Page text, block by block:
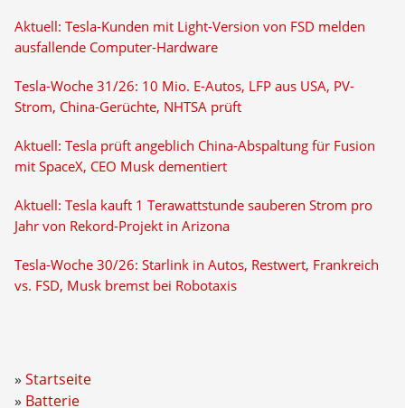
Aktuell: Tesla-Kunden mit Light-Version von FSD melden
ausfallende Computer-Hardware
Tesla-Woche 31/26: 10 Mio. E-Autos, LFP aus USA, PV-
Strom, China-Gerüchte, NHTSA prüft
Aktuell: Tesla prüft angeblich China-Abspaltung für Fusion
mit SpaceX, CEO Musk dementiert
Aktuell: Tesla kauft 1 Terawattstunde sauberen Strom pro
Jahr von Rekord-Projekt in Arizona
Tesla-Woche 30/26: Starlink in Autos, Restwert, Frankreich
vs. FSD, Musk bremst bei Robotaxis
Startseite
Batterie